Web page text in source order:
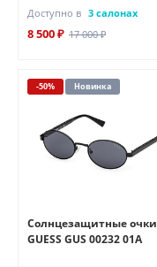
Доступно в 3 салонах
8 500 ₽ 17 000 ₽
-50% Новинка
Солнцезащитные очки
GUESS GUS 00232 01A